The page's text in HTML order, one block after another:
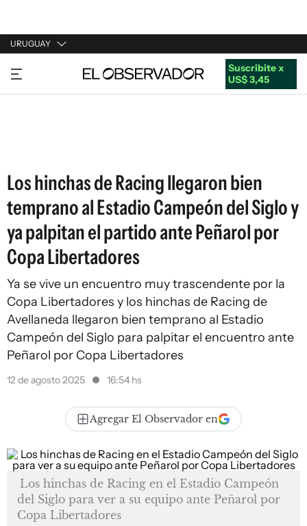
URUGUAY
URUGUAY
ARGENTINA
Suscribite x
US$ 3,45
Los hinchas de Racing llegaron bien
temprano al Estadio Campeón del Siglo y
ya palpitan el partido ante Peñarol por
Copa Libertadores
Ya se vive un encuentro muy trascendente por la
Copa Libertadores y los hinchas de Racing de
Avellaneda llegaron bien temprano al Estadio
Campeón del Siglo para palpitar el encuentro ante
Peñarol por Copa Libertadores
12 de agosto 2025 16:54 hs
Agregar El Observador en
Los hinchas de Racing en el Estadio Campeón
del Siglo para ver a su equipo ante Peñarol por
Copa Libertadores